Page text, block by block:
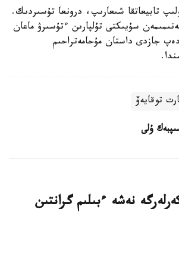
تابيعاتقا شىعارىپ، درونعا تۇسىردىك.
سۇيىكتى تۇلپارىن ءتۇسىرۋ ماعان
جازدى داستان مۇحامەتراحىم
توقايەۆ
ۇلى
نەشە ءبىلىم گرانتىن